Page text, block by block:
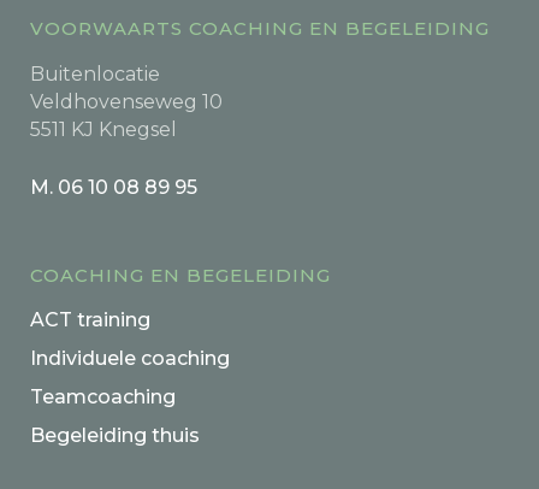
VOORWAARTS COACHING EN BEGELEIDING
Buitenlocatie
Veldhovenseweg 10
5511 KJ Knegsel
M. 06 10 08 89 95
COACHING EN BEGELEIDING
ACT training
Individuele coaching
Teamcoaching
Begeleiding thuis